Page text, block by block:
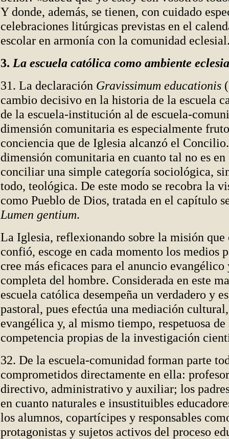
Y donde, además, se tienen, con cuidado
celebraciones litúrgicas previstas en el
escolar en armonía con la comunidad
3. La escuela católica como ambiente
31. La declaración Gravissimum educationis
cambio decisivo en la historia de la escuela
de la escuela-institución al de escuela-
dimensión comunitaria es especialmente
conciencia que de Iglesia alcanzó el
dimensión comunitaria en cuanto tal no es
conciliar una simple categoría sociológica,
todo, teológica. De este modo se recobra la
como Pueblo de Dios, tratada en el capítulo
Lumen gentium.
La Iglesia, reflexionando sobre la misión que
confió, escoge en cada momento los medios
cree más eficaces para el anuncio
completa del hombre. Considerada en este
escuela católica desempeña un verdadero y
pastoral, pues efectúa una mediación
evangélica y, al mismo tiempo, respetuosa
competencia propias de la investigación
32. De la escuela-comunidad forman parte
comprometidos directamente en ella:
directivo, administrativo y auxiliar; los
en cuanto naturales e insustituibles
los alumnos, copartícipes y responsables
protagonistas y sujetos activos del proceso